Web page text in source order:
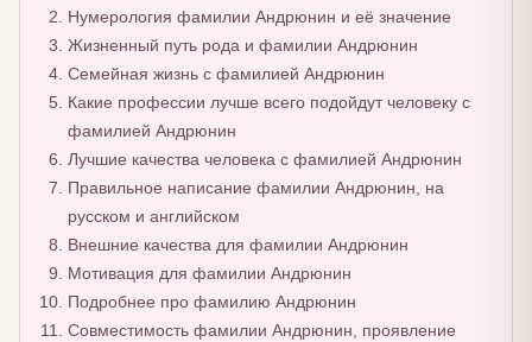
Нумерология фамилии Андрюнин и её значение
Жизненный путь рода и фамилии Андрюнин
Семейная жизнь с фамилией Андрюнин
Какие профессии лучше всего подойдут человеку с
фамилией Андрюнин
Лучшие качества человека с фамилией Андрюнин
Правильное написание фамилии Андрюнин, на
русском и английском
Внешние качества для фамилии Андрюнин
Мотивация для фамилии Андрюнин
Подробнее про фамилию Андрюнин
Совместимость фамилии Андрюнин, проявление